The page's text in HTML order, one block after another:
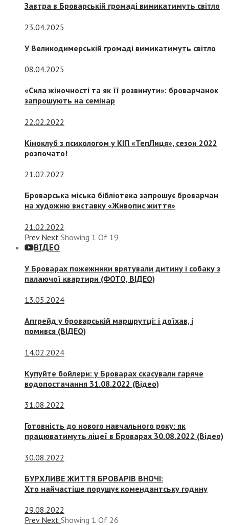
Завтра в Броварській громаді вимикатимуть світло
23.04.2025
У Великодимерській громаді вимикатимуть світло
08.04.2025
«Сила жіночності та як її розвинути»: броварчанок
запрошують на семінар
22.02.2022
Кіноклуб з психологом у КІП «ТепЛиця», сезон 2022
розпочато!
21.02.2022
Броварська міська бібліотека запрошує броварчан
на художню виставку «Живопис життя»
21.02.2022
Prev Next Showing 1 Of 19
ВІДЕО
У Броварах пожежники врятували дитину і собаку з
палаючої квартири (ФОТО, ВІДЕО)
13.05.2024
Апгрейд у броварській маршрутці: і доїхав, і
помився (ВІДЕО)
14.02.2024
Купуйте бойлери: у Броварах скасували гаряче
водопостачання 31.08.2022 (Відео)
31.08.2022
Готовність до нового навчального року: як
працюватимуть ліцеї в Броварах 30.08.2022 (Відео)
30.08.2022
БУРХЛИВЕ ЖИТТЯ БРОВАРІВ ВНОЧІ:
Хто найчастіше порушує комендантську годину
29.08.2022
Prev Next Showing 1 Of 26